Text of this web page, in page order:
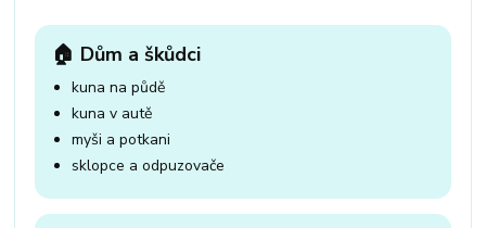
🏠 Dům a škůdci
kuna na půdě
kuna v autě
myši a potkani
sklopce a odpuzovače